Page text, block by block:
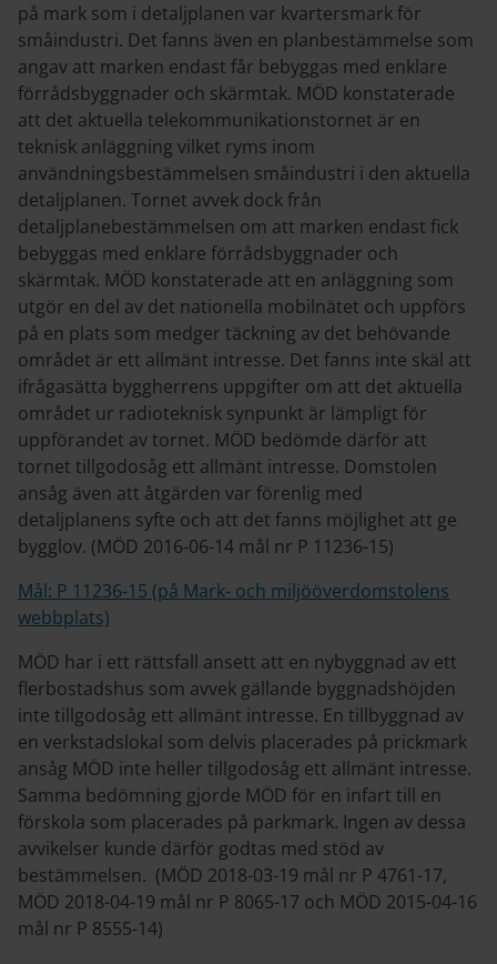
på mark som i detaljplanen var kvartersmark för
småindustri. Det fanns även en planbestämmelse som
angav att marken endast får bebyggas med enklare
förrådsbyggnader och skärmtak. MÖD konstaterade
att det aktuella telekommunikationstornet är en
teknisk anläggning vilket ryms inom
användningsbestämmelsen småindustri i den aktuella
detaljplanen. Tornet avvek dock från
detaljplanebestämmelsen om att marken endast fick
bebyggas med enklare förrådsbyggnader och
skärmtak. MÖD konstaterade att en anläggning som
utgör en del av det nationella mobilnätet och uppförs
på en plats som medger täckning av det behövande
området är ett allmänt intresse. Det fanns inte skäl att
ifrågasätta byggherrens uppgifter om att det aktuella
området ur radioteknisk synpunkt är lämpligt för
uppförandet av tornet. MÖD bedömde därför att
tornet tillgodosåg ett allmänt intresse. Domstolen
ansåg även att åtgärden var förenlig med
detaljplanens syfte och att det fanns möjlighet att ge
bygglov. (MÖD 2016-06-14 mål nr P 11236-15)
Mål: P 11236-15 (på Mark- och miljööverdomstolens
webbplats)
MÖD har i ett rättsfall ansett att en nybyggnad av ett
flerbostadshus som avvek gällande byggnadshöjden
inte tillgodosåg ett allmänt intresse. En tillbyggnad av
en verkstadslokal som delvis placerades på prickmark
ansåg MÖD inte heller tillgodosåg ett allmänt intresse.
Samma bedömning gjorde MÖD för en infart till en
förskola som placerades på parkmark. Ingen av dessa
avvikelser kunde därför godtas med stöd av
bestämmelsen. (MÖD 2018-03-19 mål nr P 4761-17,
MÖD 2018-04-19 mål nr P 8065-17 och MÖD 2015-04-16
mål nr P 8555-14)